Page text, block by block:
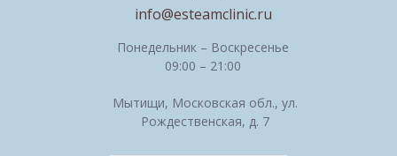
Понедельник – Воскресенье
09:00 – 21:00
Мытищи, Московская обл., ул.
Рождественская, д. 7
info@esteamclinic.ru